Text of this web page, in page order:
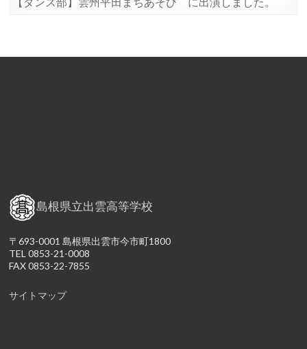
島根県立出雲高等学校
〒693-0001 島根県出雲市今市町1800
TEL 0853-21-0008
FAX 0853-22-7855
サイトマップ